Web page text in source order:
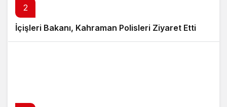
2
İçişleri Bakanı, Kahraman Polisleri Ziyaret Etti